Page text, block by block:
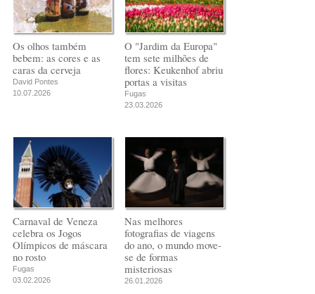
Os olhos também
bebem: as cores e as
caras da cerveja
David Pontes
10.07.2026
O "Jardim da Europa"
tem sete milhões de
flores: Keukenhof abriu
portas a visitas
Fugas
23.03.2026
Carnaval de Veneza
celebra os Jogos
Olímpicos de máscara
no rosto
Fugas
03.02.2026
Nas melhores
fotografias de viagens
do ano, o mundo move-
se de formas
misteriosas
26.01.2026